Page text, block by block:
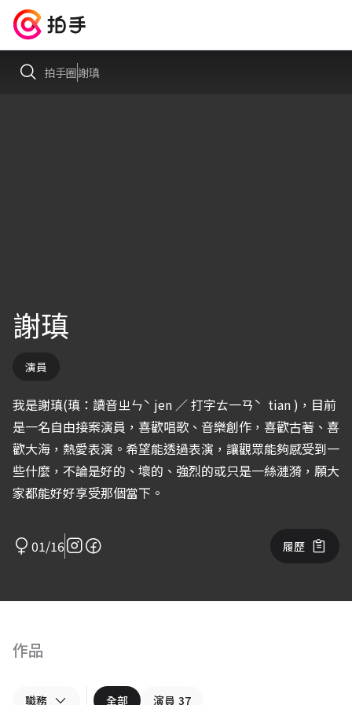
拍手圈謝瑱
謝瑱
演員
我是謝瑱(瑱：讀音ㄓㄣˋ jen ／ 打字ㄊ一ㄢˋ tian )，目前
是一名自由接案演員，喜歡唱歌、音樂創作，喜歡古著、喜
歡大海，熱愛表演。希望能透過表演，讓觀眾能夠感受到一
些什麼，不論是好的、壞的、強烈的或只是一絲漣漪，願大
家都能好好享受那個當下。
01/16 履歷
作品
職務 全部 演員 37